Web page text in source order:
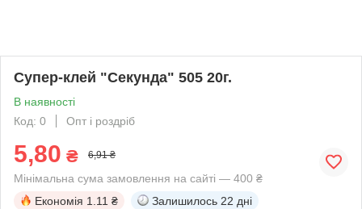
Супер-клей "Секунда" 505 20г.
В наявності
Код: 0
Опт і роздріб
5,80 ₴ 6,91 ₴
Мінімальна сума замовлення на сайті — 400 ₴
Економія 1.11 ₴ Залишилось 22 дні